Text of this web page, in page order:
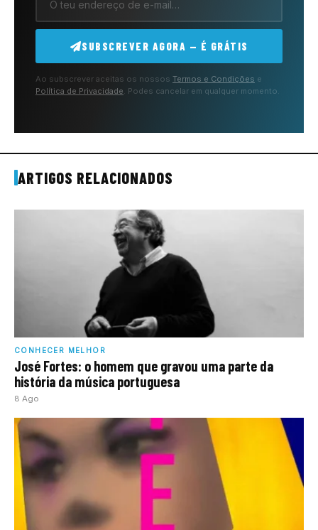
SUBSCREVER AGORA — É GRÁTIS
Ao subscrever aceitas os nossos Termos e Condições e
Política de Privacidade. Podes cancelar em qualquer momento.
ARTIGOS RELACIONADOS
CONHECER MELHOR
José Fortes: o homem que gravou uma parte da
história da música portuguesa
8 Ago